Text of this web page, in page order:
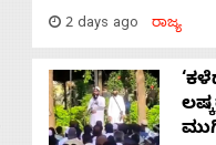
2 days ago ರಾಜ್ಯ